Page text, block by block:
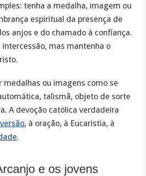
tenha a medalha, imagem ou
espiritual da presença de
anjos e do chamado à confiança.
intercessão, mas mantenha o
medalhas ou imagens como se
talismã, objeto de sorte
A devoção católica verdadeira
, à oração, à Eucaristia, à
.
e os jovens